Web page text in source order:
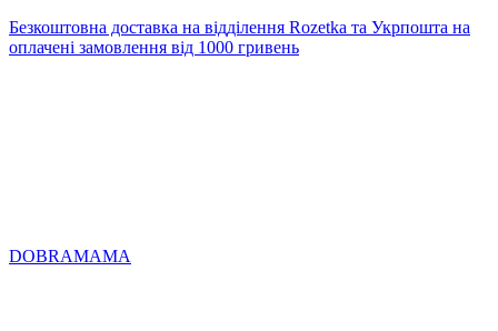
Безкоштовна доставка на відділення Rozetka та Укрпошта на
оплачені замовлення від 1000 гривень
DOBRAMAMA